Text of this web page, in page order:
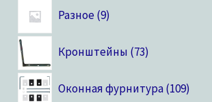
Разное 9
Кронштейны 73
Оконная фурнитура 109